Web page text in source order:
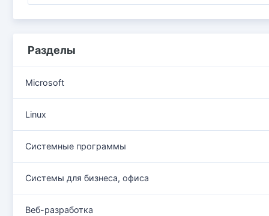
Разделы
Microsoft
Linux
Системные программы
Системы для бизнеса, офиса
Веб-разработка